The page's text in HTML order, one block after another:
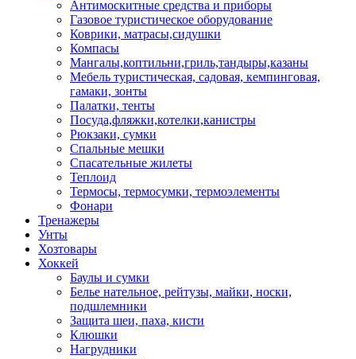
Антимоскитные средства и приборы
Газовое туристическое оборудование
Коврики, матрасы,сидушки
Компасы
Мангалы,коптильни,гриль,тандыры,казаны
Мебель туристическая, садовая, кемпинговая,
гамаки, зонты
Палатки, тенты
Посуда,фляжки,котелки,канистры
Рюкзаки, сумки
Спальные мешки
Спасательные жилеты
Теплоид
Термосы, термосумки, термоэлементы
Фонари
Тренажеры
Унты
Хозтовары
Хоккей
Баулы и сумки
Белье нательное, рейтузы, майки, носки,
подшлемники
Защита шеи, паха, кисти
Клюшки
Нагрудники